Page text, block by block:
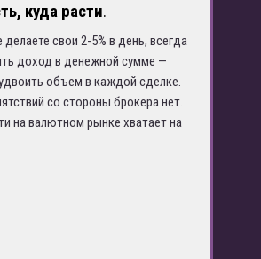
куда расти.
свои 2-5% в день, всегда
доход в денежной сумме —
объем в каждой сделке.
со стороны брокера нет.
на валютном рынке хватает на